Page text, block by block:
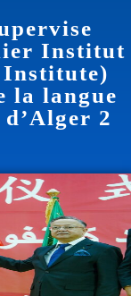
Institut
Institute)
la langue
2